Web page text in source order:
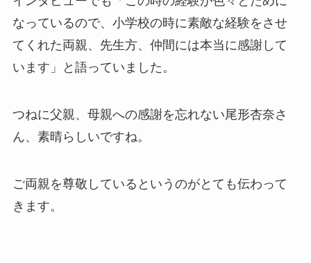
なっているので、小学校の時に素敵な経験をさせ
てくれた両親、先生方、仲間には本当に感謝して
います」と語っていました。
つねに父親、母親への感謝を忘れない尾形杏奈さ
ん、素晴らしいですね。
ご両親を尊敬しているというのがとても伝わって
きます。